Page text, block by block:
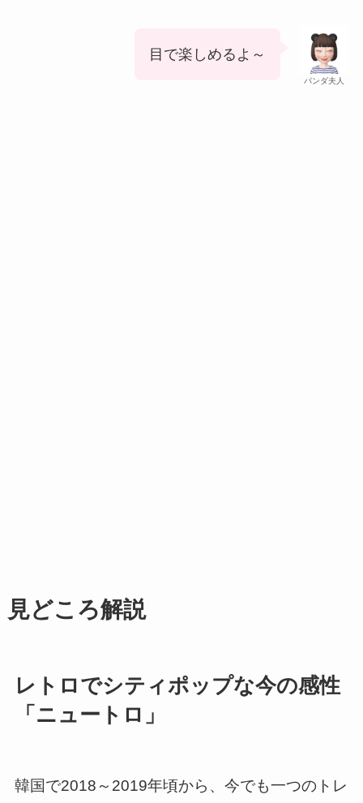
パンダ夫人
目で楽しめるよ～
見どころ解説
レトロでシティポップな今の感性
「ニュートロ」
韓国で2018～2019年頃から、今でも一つのトレ